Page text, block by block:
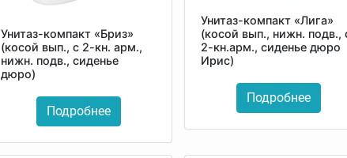
Унитаз-компакт «Бриз»
(косой вып., с 2-кн. арм.,
нижн. подв., сиденье
дюро)
Подробнее
Унитаз-компакт «Лига»
(косой вып., нижн. подв.,
2-кн.арм., сиденье дюро
Ирис)
Подробнее